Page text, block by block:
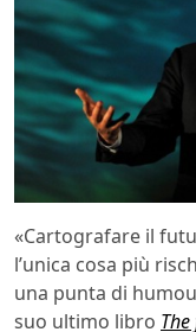
«Cartografare il
l’unica cosa più
una punta di
suo ultimo libro